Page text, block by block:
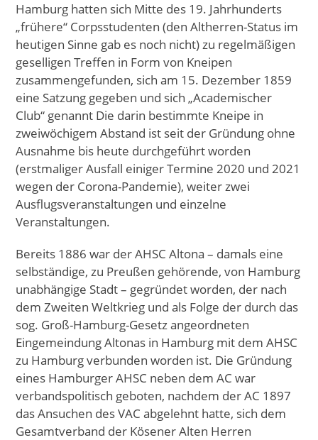
Hamburg hatten sich Mitte des 19. Jahrhunderts
„frühere“ Corpsstudenten (den Altherren-Status im
heutigen Sinne gab es noch nicht) zu regelmäßigen
geselligen Treffen in Form von Kneipen
zusammengefunden, sich am 15. Dezember 1859
eine Satzung gegeben und sich „Academischer
Club“ genannt Die darin bestimmte Kneipe in
zweiwöchigem Abstand ist seit der Gründung ohne
Ausnahme bis heute durchgeführt worden
(erstmaliger Ausfall einiger Termine 2020 und 2021
wegen der Corona-Pandemie), weiter zwei
Ausflugsveranstaltungen und einzelne
Veranstaltungen.
Bereits 1886 war der AHSC Altona – damals eine
selbständige, zu Preußen gehörende, von Hamburg
unabhängige Stadt – gegründet worden, der nach
dem Zweiten Weltkrieg und als Folge der durch das
sog. Groß-Hamburg-Gesetz angeordneten
Eingemeindung Altonas in Hamburg mit dem AHSC
zu Hamburg verbunden worden ist. Die Gründung
eines Hamburger AHSC neben dem AC war
verbandspolitisch geboten, nachdem der AC 1897
das Ansuchen des VAC abgelehnt hatte, sich dem
Gesamtverband der Kösener Alten Herren